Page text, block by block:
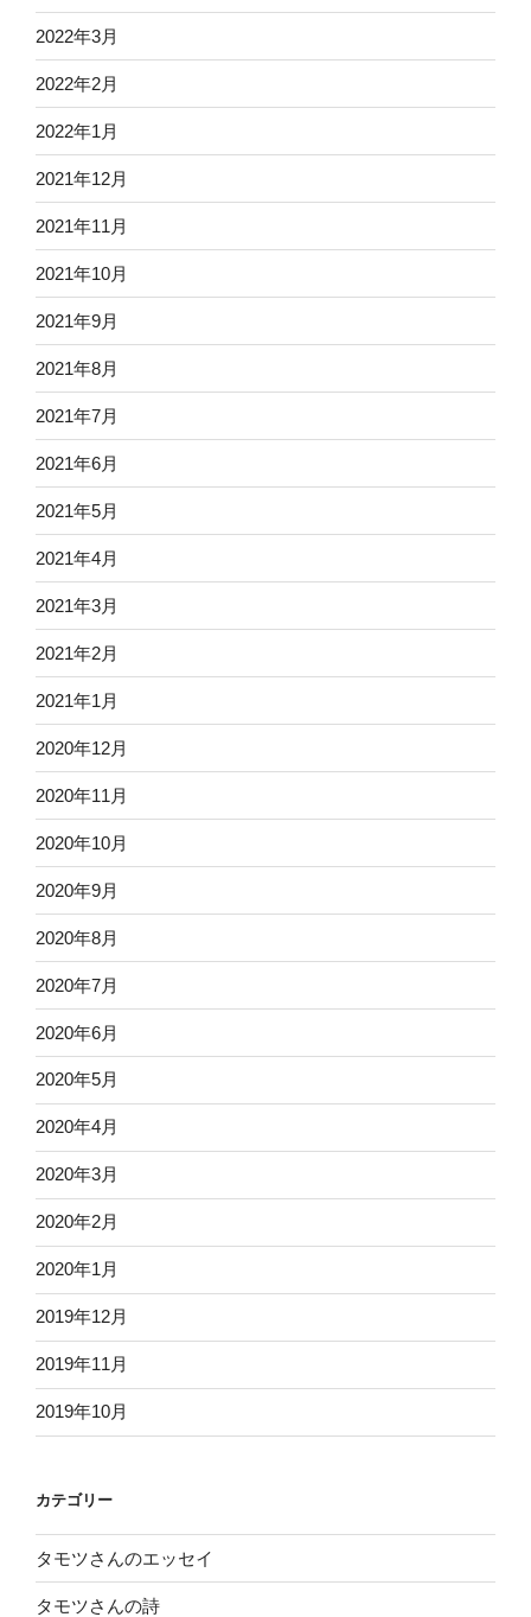
2022年3月
2022年2月
2022年1月
2021年12月
2021年11月
2021年10月
2021年9月
2021年8月
2021年7月
2021年6月
2021年5月
2021年4月
2021年3月
2021年2月
2021年1月
2020年12月
2020年11月
2020年10月
2020年9月
2020年8月
2020年7月
2020年6月
2020年5月
2020年4月
2020年3月
2020年2月
2020年1月
2019年12月
2019年11月
2019年10月
カテゴリー
タモツさんのエッセイ
タモツさんの詩